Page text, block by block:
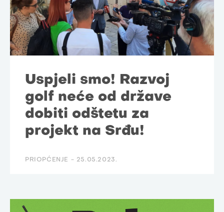
Uspjeli smo! Razvoj
golf neće od države
dobiti odštetu za
projekt na Srđu!
PRIOPĆENJE - 25.05.2023.